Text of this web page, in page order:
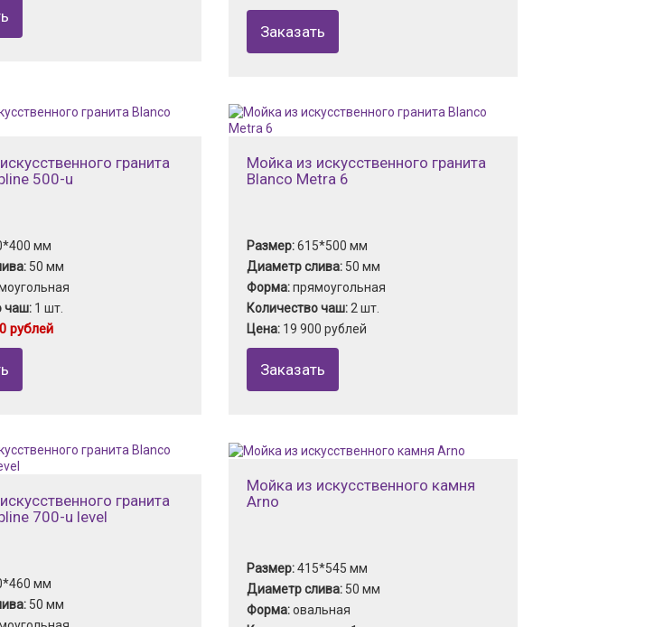
Заказать
гранита
500-u
мм
50 мм
чаш: 1 шт.
рублей
Мойка из искусственного гранита
Blanco Metra 6
Размер:615*500 мм
Диаметр слива: 50 мм
Форма:прямоугольная
Количество чаш: 2 шт.
Цена: 19 900 рублей
Заказать
гранита
700-u level
мм
50 мм
Мойка из искусственного камня
Arno
Размер:415*545 мм
Диаметр слива: 50 мм
Форма:овальная